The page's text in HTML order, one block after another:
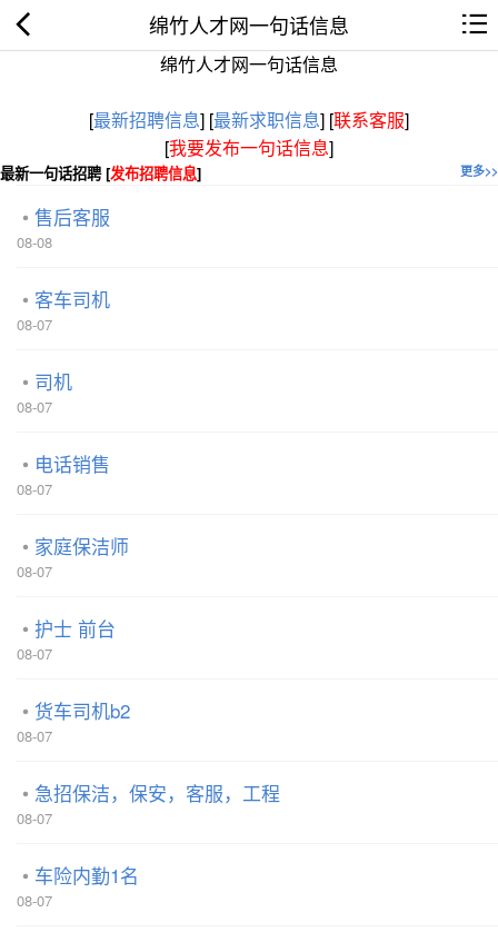
绵竹人才网一句话信息
绵竹人才网一句话信息
[最新招聘信息] [最新求职信息] [联系客服]
[我要发布一句话信息]
更多>>
最新一句话招聘 [发布招聘信息]
售后客服
08-08
客车司机
08-07
司机
08-07
电话销售
08-07
家庭保洁师
08-07
护士 前台
08-07
货车司机b2
08-07
急招保洁，保安，客服，工程
08-07
车险内勤1名
08-07